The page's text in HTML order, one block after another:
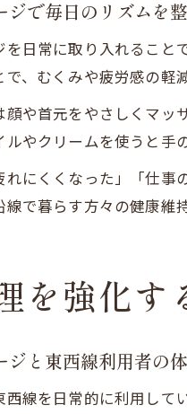
ジで毎日のリズムを
を日常に取り入れるこ
、むくみや疲労感の軽
顔や首元をやさしくマッ
やクリームを使うと手
にくくなった」「仕事
で暮らす方々の健康維
を強化す
ジと東西線利用者の
西線を日常的に利用して